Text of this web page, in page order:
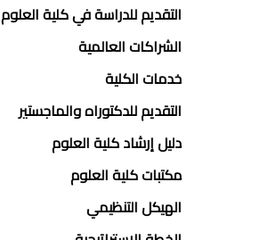
التقديم للدراسة في كلية العلوم
الشراكات العالمية
خدمات الكلية
التقديم للدكتوراه والماجستير
دليل إرشاد كلية العلوم
مكتبات كلية العلوم
الهيكل التنظيمي